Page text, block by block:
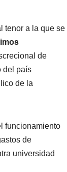
tenor a la que se
de
del país
de la
funcionamiento
de
universidad